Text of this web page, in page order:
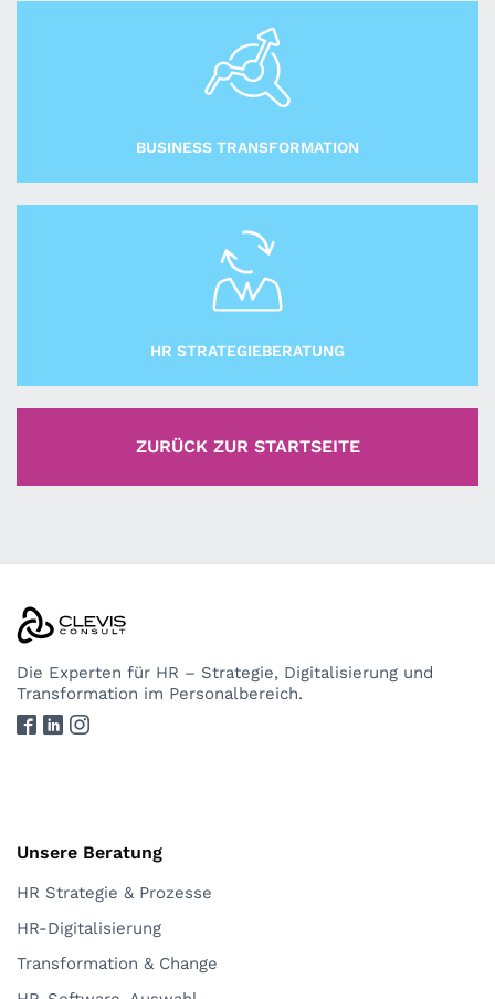
BUSINESS TRANSFORMATION
HR STRATEGIEBERATUNG
ZURÜCK ZUR STARTSEITE
Die Experten für HR – Strategie, Digitalisierung und
Transformation im Personalbereich.
Unsere Beratung
HR Strategie & Prozesse
HR-Digitalisierung
Transformation & Change